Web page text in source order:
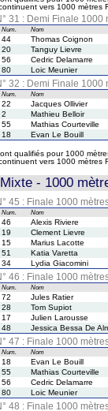
vers 1000 mètres
31 : Demi Finale 1000
Num. Nom
44
Thomas Coignon
20
Tanguy Lievre
56
Cedric Delamarre
80 Loic Meunier
32 : Demi Finale 1000
Num. Nom
22
Jacques Ollivier
2
Mathieu Belloir
55
Mathias Courteville
18 Evan Le Bouill
qualifiés pour 1000
vers 1000 mètres
- 1000
45 : Finale 1000
Num. Nom
46
Alexis Riviere
19
Clement Lievre
15
Marius Lacotte
51
Katia Varetta
34 Lydia Giacomini
46 : Finale 1000
Num. Nom
72
Jules Ratier
28
Tom Supiot
17
Julien Larousse
48 Jessica Bessa De
47 : Finale 1000
Num. Nom
18
Evan Le Bouill
55
Mathias Courteville
56
Cedric Delamarre
80 Loic Meunier
48 : Finale 1000